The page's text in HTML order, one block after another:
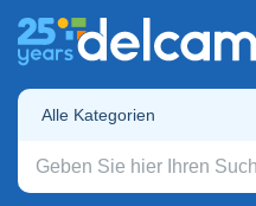
Alle Kategorien